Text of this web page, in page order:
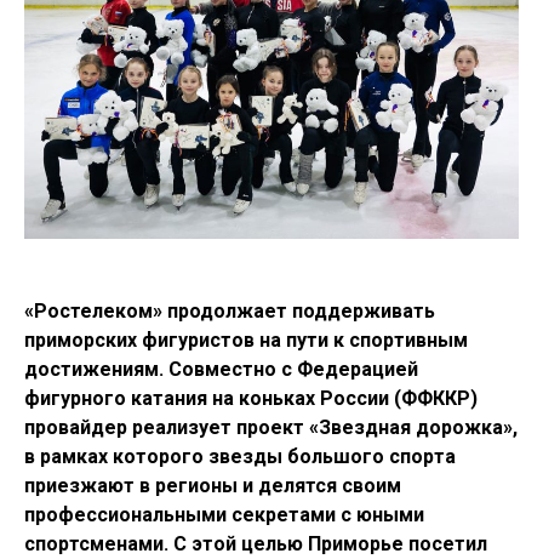
«Ростелеком» продолжает поддерживать
приморских фигуристов на пути к спортивным
достижениям. Совместно с Федерацией
фигурного катания на коньках России (ФФККР)
провайдер реализует проект «Звездная дорожка»,
в рамках которого звезды большого спорта
приезжают в регионы и делятся своим
профессиональными секретами с юными
спортсменами. С этой целью Приморье посетил